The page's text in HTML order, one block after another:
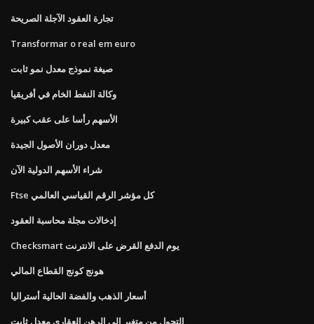
تجارة العقود الآجلة الصريحة
Transformar o real em euro
صيغة نموذج معدل نمو ثابت
وكالة النفط الخام في أفريقيا
الأسهم رأسا على عقب كبيرة
معدل دوران الأصول الجيدة
شراء الأسهم الدولية الآن
Ftse كل مؤشر الرقم القياسي العالمي
إدخالات مجلة محاسبة العقود
Checksmart يوم الدفع القرض على الانترنت
هونج كونج القطاع المالي
أسعار الذهب والفضة الحالية أستراليا
التحول من متغير إلى الرهن العقاري معدل ثابت